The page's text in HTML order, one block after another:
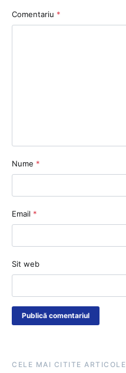
Comentariu *
Nume *
Email *
Sit web
CELE MAI CITITE ARTICOLE